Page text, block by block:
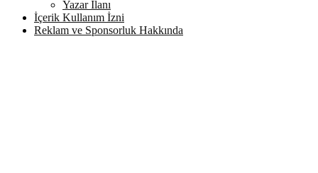
Yazar İlanı
İçerik Kullanım İzni
Reklam ve Sponsorluk Hakkında